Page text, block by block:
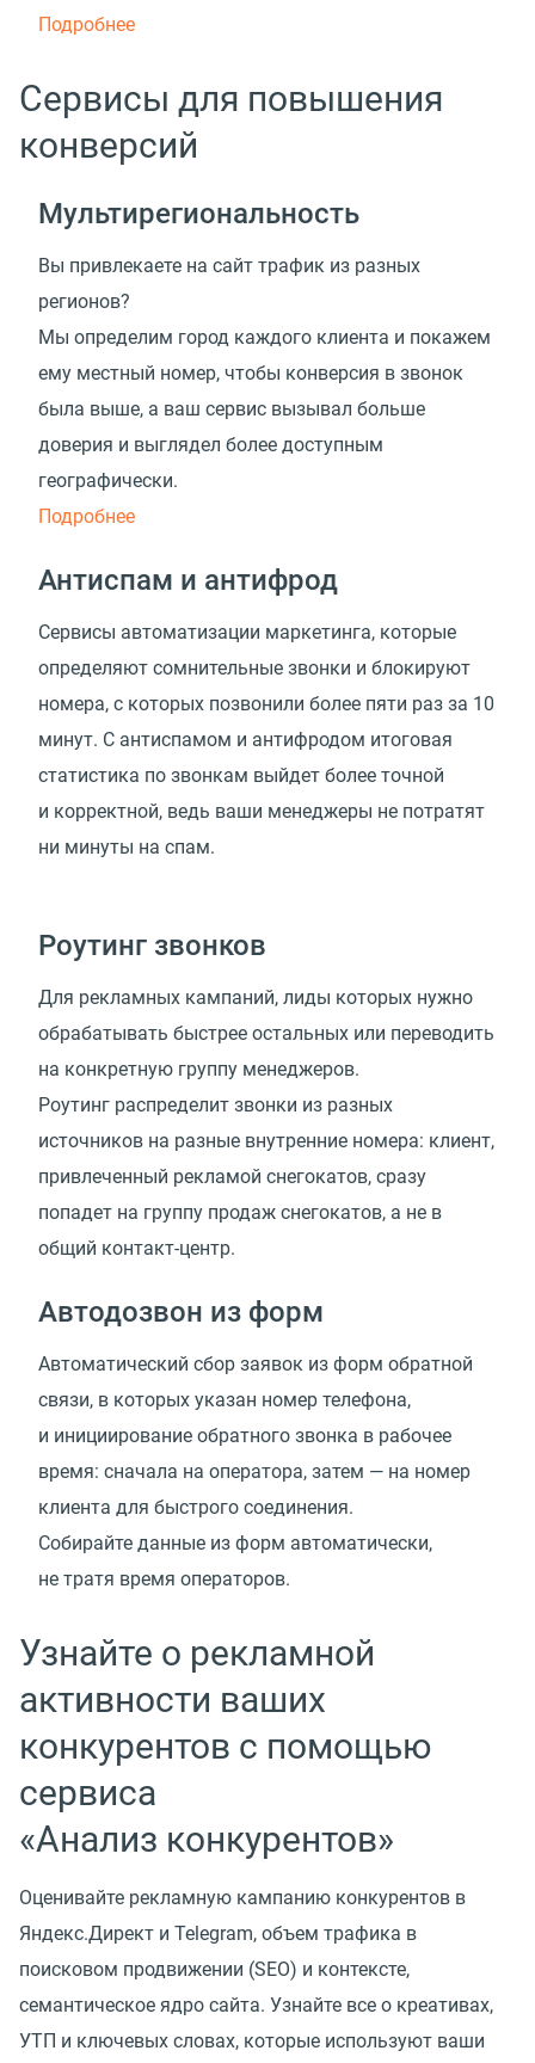
Подробнее
Сервисы для повышения
конверсий
Мультирегиональность
Вы привлекаете на сайт трафик из разных
регионов?
Мы определим город каждого клиента и покажем
ему местный номер, чтобы конверсия в звонок
была выше, а ваш сервис вызывал больше
доверия и выглядел более доступным
географически.
Подробнее
Антиспам и антифрод
Сервисы автоматизации маркетинга, которые
определяют сомнительные звонки и блокируют
номера, с которых позвонили более пяти раз за 10
минут. С антиспамом и антифродом итоговая
статистика по звонкам выйдет более точной
и корректной, ведь ваши менеджеры не потратят
ни минуты на спам.
Роутинг звонков
Для рекламных кампаний, лиды которых нужно
обрабатывать быстрее остальных или переводить
на конкретную группу менеджеров.
Роутинг распределит звонки из разных
источников на разные внутренние номера: клиент,
привлеченный рекламой снегокатов, сразу
попадет на группу продаж снегокатов, а не в
общий контакт-центр.
Автодозвон из форм
Автоматический сбор заявок из форм обратной
связи, в которых указан номер телефона,
и инициирование обратного звонка в рабочее
время: сначала на оператора, затем — на номер
клиента для быстрого соединения.
Собирайте данные из форм автоматически,
не тратя время операторов.
Узнайте о рекламной
активности ваших
конкурентов с помощью
сервиса
«Анализ конкурентов»
Оценивайте рекламную кампанию конкурентов в
Яндекс.Директ и Telegram, объем трафика в
поисковом продвижении (SEO) и контексте,
семантическое ядро сайта. Узнайте все о креативах,
УТП и ключевых словах, которые используют ваши